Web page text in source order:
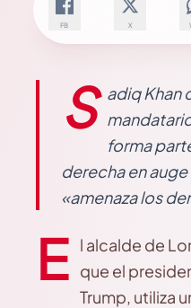
FB X
S adiq Khan
forma
derecha en
«amenaza los
E l alcalde de
que el
Trump, utiliza